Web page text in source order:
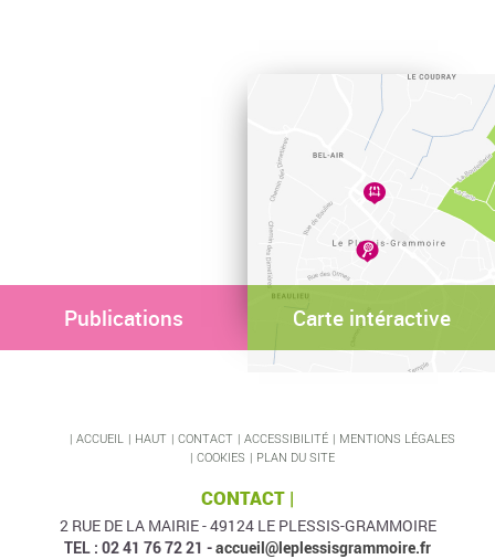
Publications Carte intéractive
ACCUEIL HAUT CONTACT ACCESSIBILITÉ
MENTIONS LÉGALES
COOKIES
PLAN DU SITE
CONTACT |
2 RUE DE LA MAIRIE - 49124 LE PLESSIS-GRAMMOIRE
TEL : 02 41 76 72 21 -accueil@leplessisgrammoire.fr